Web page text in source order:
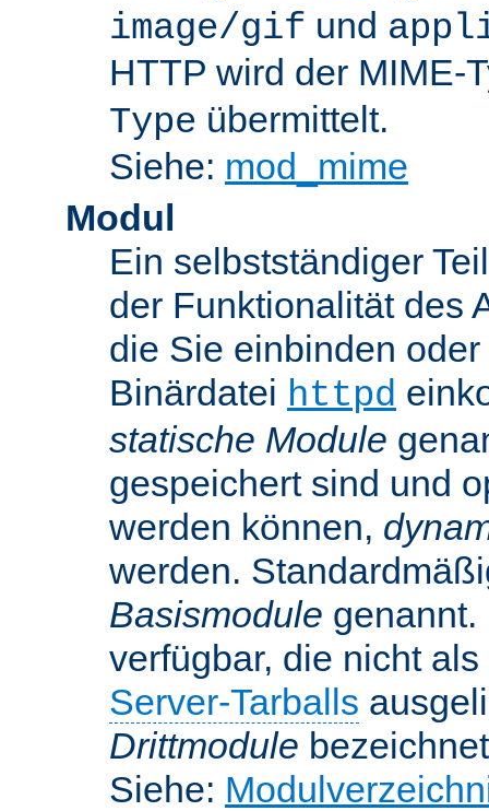
image/gif und
HTTP wird der MIME-
Type übermittelt.
Siehe: mod_mime
Modul
Ein selbstständiger
der Funktionalität des
die Sie einbinden
Binärdatei httpd
statische Module
gespeichert sind und
werden können,
werden.
Basismodule genannt.
verfügbar, die nicht
Server-Tarballs
Drittmodule
Siehe: